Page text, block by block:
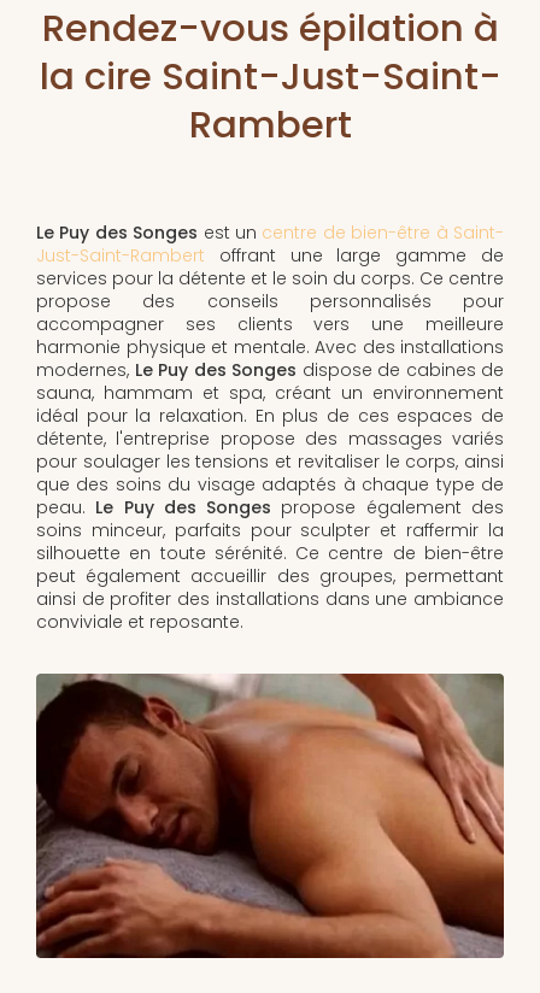
Rendez-vous épilation à
la cire Saint-Just-Saint-
Rambert
Le Puy des Songes est un centre de bien-être à Saint-
Just-Saint-Rambert offrant une large gamme de
services pour la détente et le soin du corps. Ce centre
propose des conseils personnalisés pour
accompagner ses clients vers une meilleure
harmonie physique et mentale. Avec des installations
modernes, Le Puy des Songes dispose de cabines de
sauna, hammam et spa, créant un environnement
idéal pour la relaxation. En plus de ces espaces de
détente, l'entreprise propose des massages variés
pour soulager les tensions et revitaliser le corps, ainsi
que des soins du visage adaptés à chaque type de
peau. Le Puy des Songes propose également des
soins minceur, parfaits pour sculpter et raffermir la
silhouette en toute sérénité. Ce centre de bien-être
peut également accueillir des groupes, permettant
ainsi de profiter des installations dans une ambiance
conviviale et reposante.